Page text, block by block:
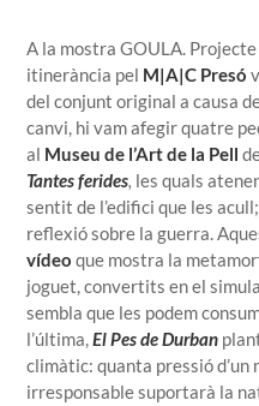
A la mostra GOULA.
itinerància pel M|A|C Presó
del conjunt original a causa
canvi, hi vam afegirquatre
al Museu de l’Art de la Pell
Tantes ferides, les quals
sentit de l’edifici que les acull;
reflexió sobre la guerra.
vídeo que mostra la
joguet, convertits en el
sembla que les podem
l’última,El Pes de Durban
climàtic: quanta pressió
irresponsable suportarà la